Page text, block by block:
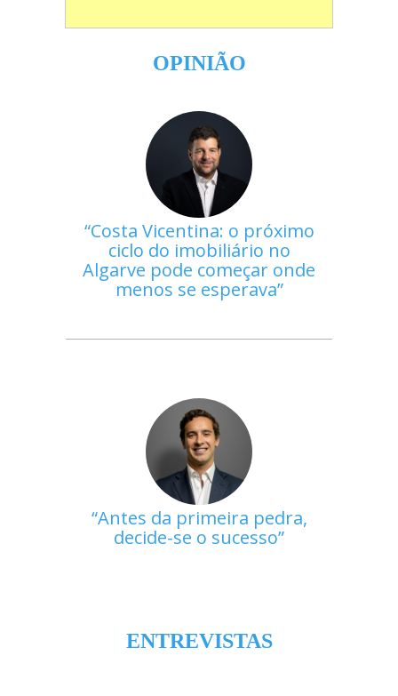
OPINIÃO
Costa Vicentina: o próximo
ciclo do imobiliário no
Algarve pode começar onde
menos se esperava
Antes da primeira pedra,
decide-se o sucesso
ENTREVISTAS